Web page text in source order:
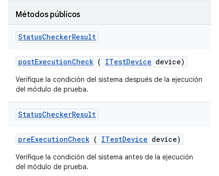
Métodos públicos
StatusCheckerResult
postExecutionCheck ( ITestDevice device)
Verifique la condición del sistema después de la ejecución
del módulo de prueba.
StatusCheckerResult
preExecutionCheck ( ITestDevice device)
Verifique la condición del sistema antes de la ejecución
del módulo de prueba.